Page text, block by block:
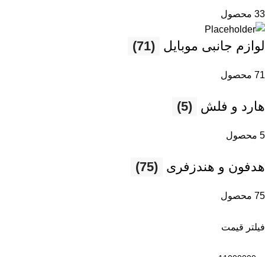
33 محصول
لوازم جانبی موبایل (71)
71 محصول
هارد و فلش (5)
5 محصول
هدفون و هندزفری (75)
75 محصول
فیلتر قیمت